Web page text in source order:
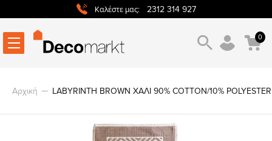
Καλέστε μας: 2312 314 927
0
Αρχική LABYRINTH BROWN ΧΑΛΙ 90% COTTON/10%